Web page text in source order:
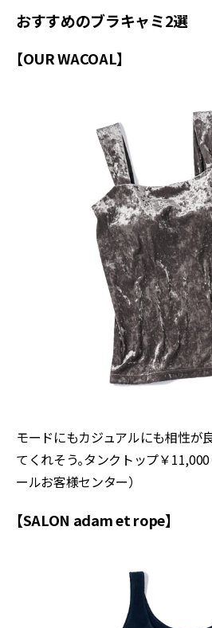
おすすめのブラキャミ2選
【OUR WACOAL】
モードにもカジュアルにも相性が
てくれそう。タンクトップ￥11,000
ールお客様センター）
【SALON adam et rope】